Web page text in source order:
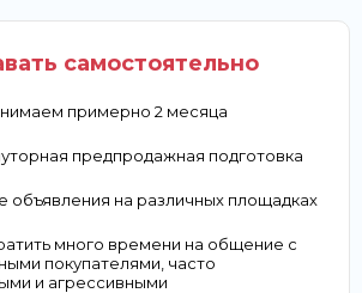
самостоятельно
примерно 2 месяца
предпродажная подготовка
объявления на различных площадках
много времени на общение с
покупателями, часто
и агрессивными